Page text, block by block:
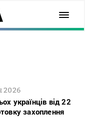
2026
українців від 22
захоплення